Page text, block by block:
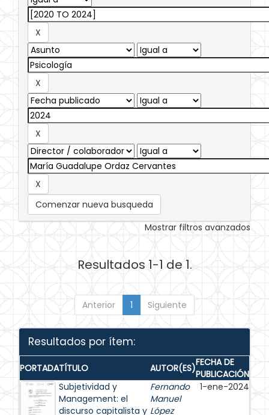
Comenzar nueva busqueda
Mostrar filtros avanzados
Resultados 1-1 de 1.
Anterior 1 Siguiente
Resultados por ítem:
PORTADATÍTULO AUTOR(ES)FECHA DE
PUBLICACIÓN
Subjetividad y
Management: el
discurso capitalista y
Fernando
Manuel
López
1-ene-2024